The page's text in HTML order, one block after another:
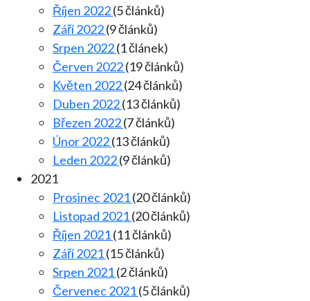
Říjen 2022(5 článků)
Září 2022(9 článků)
Srpen 2022(1 článek)
Červen 2022(19 článků)
Květen 2022(24 článků)
Duben 2022(13 článků)
Březen 2022(7 článků)
Únor 2022(13 článků)
Leden 2022(9 článků)
2021
Prosinec 2021(20 článků)
Listopad 2021(20 článků)
Říjen 2021(11 článků)
Září 2021(15 článků)
Srpen 2021(2 článků)
Červenec 2021(5 článků)